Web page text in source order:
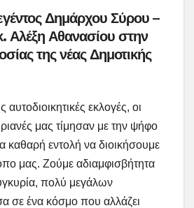
Δημάρχου Σύρου –
Αλέξη Αθανασίου στην
της νέας Δημοτικής
εκλογές, οι
μας τίμησαν με την ψήφο
καθαρή εντολή να διοικήσουμε
μας. Ζούμε αδιαμφισβήτητα
πολύ μεγάλων
σε ένα κόσμο που αλλάζει